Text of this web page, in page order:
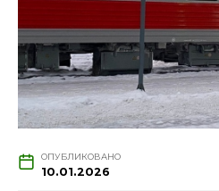
ОПУБЛИКОВАНО
10.01.2026